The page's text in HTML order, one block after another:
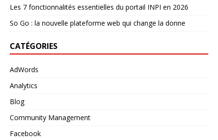
Les 7 fonctionnalités essentielles du portail INPI en 2026
So Go : la nouvelle plateforme web qui change la donne
CATÉGORIES
AdWords
Analytics
Blog
Community Management
Facebook